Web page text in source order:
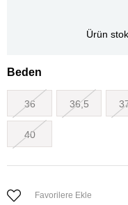
Ürün
Beden
36 36,5
40
Favorilere Ekle